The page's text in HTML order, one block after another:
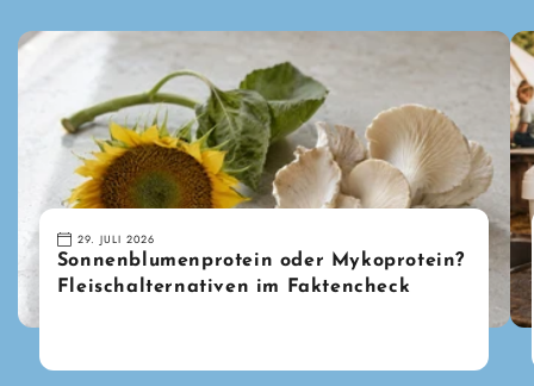
29. JULI 2026
Sonnenblumenprotein oder Mykoprotein?
Fleischalternativen im Faktencheck